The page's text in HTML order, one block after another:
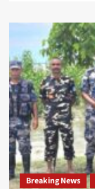
Breaking News